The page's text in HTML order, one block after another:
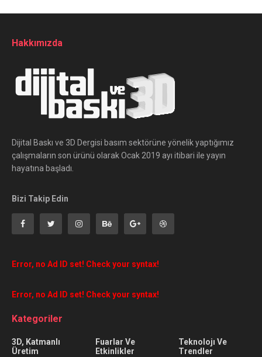
Hakkımızda
Dijital Baskı ve 3D Dergisi basım sektörüne yönelik yaptığımız
çalışmaların son ürünü olarak Ocak 2019 ayı itibari ile yayın
hayatına başladı.
Bizi Takip Edin
Error, no Ad ID set! Check your syntax!
Error, no Ad ID set! Check your syntax!
Kategoriler
3D, Katmanlı
Üretim
Fuarlar Ve
Etkinlikler
Teknolojı Ve
Trendler